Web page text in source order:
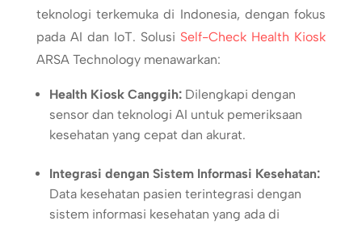
teknologi terkemuka di Indonesia, dengan fokus
pada AI dan IoT. Solusi Self-Check Health Kiosk
ARSA Technology menawarkan:
Health Kiosk Canggih:Dilengkapi dengan
sensor dan teknologi AI untuk pemeriksaan
kesehatan yang cepat dan akurat.
Integrasi dengan Sistem Informasi Kesehatan:
Data kesehatan pasien terintegrasi dengan
sistem informasi kesehatan yang ada di